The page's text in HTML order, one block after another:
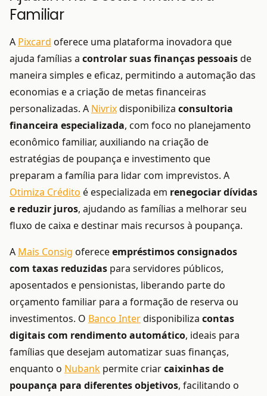
Familiar
A Pixcard oferece uma plataforma inovadora que
ajuda famílias a controlar suas finanças pessoais de
maneira simples e eficaz, permitindo a automação das
economias e a criação de metas financeiras
personalizadas. A Nivrix disponibiliza consultoria
financeira especializada, com foco no planejamento
econômico familiar, auxiliando na criação de
estratégias de poupança e investimento que
preparam a família para lidar com imprevistos. A
Otimiza Crédito é especializada em renegociar dívidas
e reduzir juros, ajudando as famílias a melhorar seu
fluxo de caixa e destinar mais recursos à poupança.
A Mais Consig oferece empréstimos consignados
com taxas reduzidas para servidores públicos,
aposentados e pensionistas, liberando parte do
orçamento familiar para a formação de reserva ou
investimentos. O Banco Inter disponibiliza contas
digitais com rendimento automático, ideais para
famílias que desejam automatizar suas finanças,
enquanto o Nubank permite criar caixinhas de
poupança para diferentes objetivos, facilitando o